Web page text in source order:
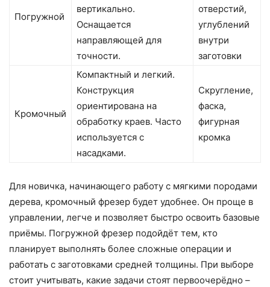
Погружной
вертикально.
Оснащается
направляющей для
точности.
отверстий,
углублений
внутри
заготовки
Кромочный
Компактный и легкий.
Конструкция
ориентирована на
обработку краев. Часто
используется с
насадками.
Скругление,
фаска,
фигурная
кромка
Для новичка, начинающего работу с мягкими породами
дерева, кромочный фрезер будет удобнее. Он проще в
управлении, легче и позволяет быстро освоить базовые
приёмы. Погружной фрезер подойдёт тем, кто
планирует выполнять более сложные операции и
работать с заготовками средней толщины. При выборе
стоит учитывать, какие задачи стоят первоочерёдно –